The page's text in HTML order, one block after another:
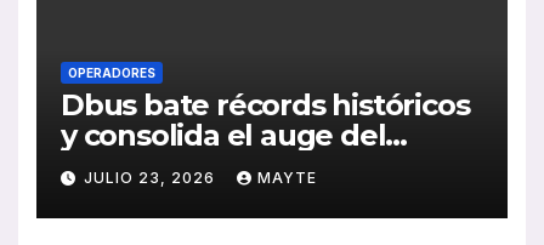
OPERADORES
Dbus bate récords históricos
y consolida el auge del
transporte público en San
Sebastián
JULIO 23, 2026 MAYTE